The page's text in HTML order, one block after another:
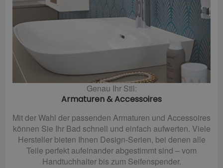
Genau Ihr Stil:
Armaturen & Accessoires
Mit der Wahl der passenden Armaturen und Accessoires
können Sie Ihr Bad schnell und einfach aufwerten. Viele
Hersteller bieten Ihnen Design-Serien, bei denen alle
Teile perfekt aufeinander abgestimmt sind – vom
Handtuchhalter bis zum Seifenspender.